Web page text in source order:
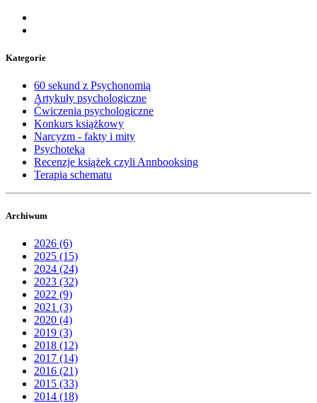
Kategorie
60 sekund z Psychonomią
Artykuły psychologiczne
Ćwiczenia psychologiczne
Konkurs książkowy
Narcyzm - fakty i mity
Psychoteka
Recenzje książek czyli Annbooksing
Terapia schematu
Archiwum
2026 (6)
2025 (15)
2024 (24)
2023 (32)
2022 (9)
2021 (3)
2020 (4)
2019 (3)
2018 (12)
2017 (14)
2016 (21)
2015 (33)
2014 (18)